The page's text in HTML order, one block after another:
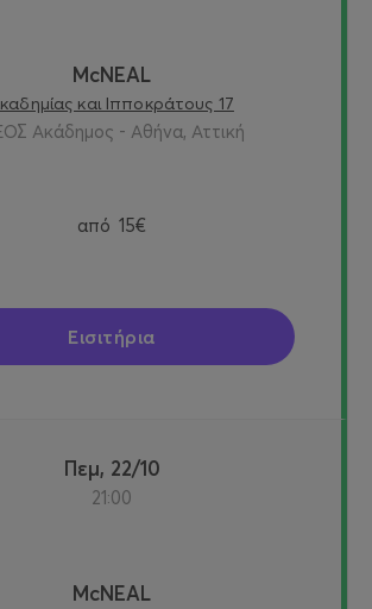
McNEAL
και Ιπποκράτους 17
Ακάδημος - Αθήνα, Αττική
από 15€
Εισιτήρια
Πεμ, 22/10
21:00
McNEAL